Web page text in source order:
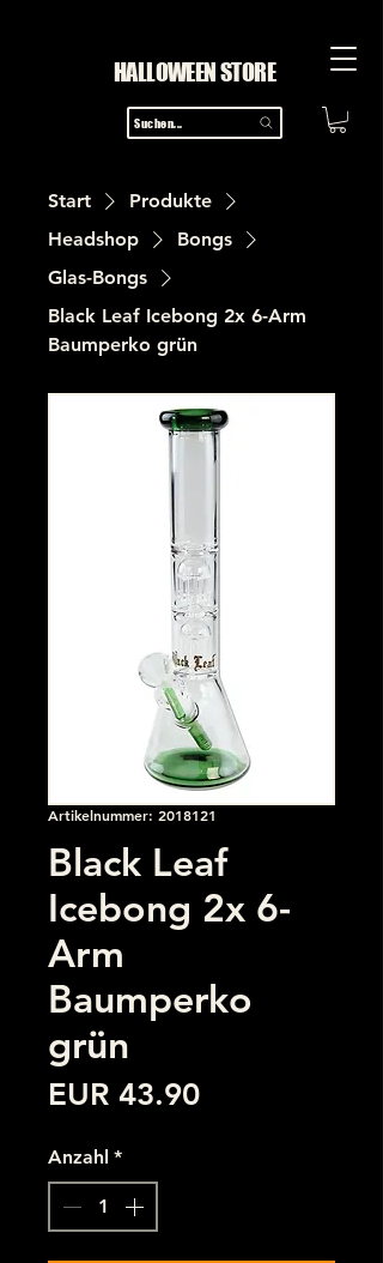
HALLOWEEN STORE
Suchen...
Start
Produkte
Headshop
Bongs
Glas-Bongs
Black Leaf Icebong 2x 6-Arm
Baumperko grün
Artikelnummer: 2018121
Black Leaf
Icebong 2x 6-
Arm
Baumperko
grün
EUR 43.90Preis
Anzahl *